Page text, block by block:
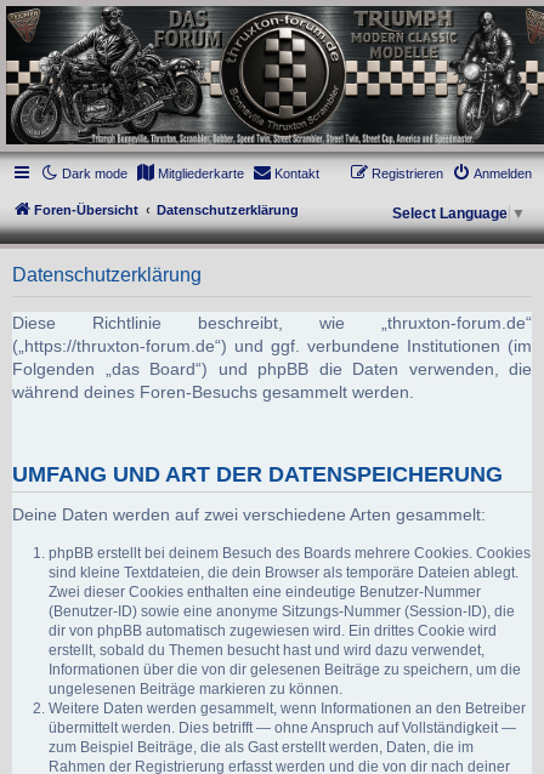
thruxton-forum.de
DAS FORUM! Alles rund um die Triumph Modern Classic Modelle. Das Forum für
die New Bonneville Baureihen ab BJ 2001. Triumph Bonneville, Thruxton,
Scrambler, Bobber, Speed Twin, Street Scrambler, Street Twin, Street Cup, America
und Speedmaster.
Dark mode
Mitgliederkarte Kontakt Anmelden
Registrieren
Foren-Übersicht Datenschutzerklärung Select Language ▼
Datenschutzerklärung
Diese Richtlinie beschreibt, wie „thruxton-forum.de“
(„https://thruxton-forum.de“) und ggf. verbundene Institutionen (im
Folgenden „das Board“) und phpBB die Daten verwenden, die
während deines Foren-Besuchs gesammelt werden.
UMFANG UND ART DER DATENSPEICHERUNG
Deine Daten werden auf zwei verschiedene Arten gesammelt:
phpBB erstellt bei deinem Besuch des Boards mehrere Cookies. Cookies
sind kleine Textdateien, die dein Browser als temporäre Dateien ablegt.
Zwei dieser Cookies enthalten eine eindeutige Benutzer-Nummer
(Benutzer-ID) sowie eine anonyme Sitzungs-Nummer (Session-ID), die
dir von phpBB automatisch zugewiesen wird. Ein drittes Cookie wird
erstellt, sobald du Themen besucht hast und wird dazu verwendet,
Informationen über die von dir gelesenen Beiträge zu speichern, um die
ungelesenen Beiträge markieren zu können.
Weitere Daten werden gesammelt, wenn Informationen an den Betreiber
übermittelt werden. Dies betrifft — ohne Anspruch auf Vollständigkeit —
zum Beispiel Beiträge, die als Gast erstellt werden, Daten, die im
Rahmen der Registrierung erfasst werden und die von dir nach deiner